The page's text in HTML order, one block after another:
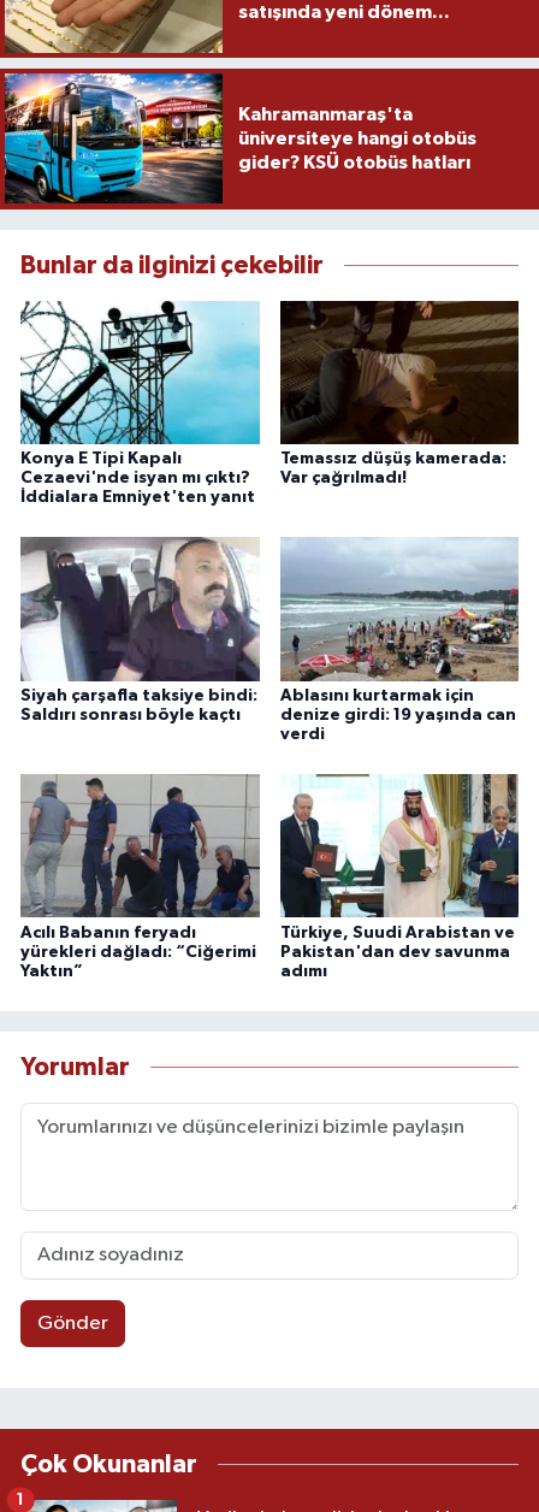
satışında yeni dönem...
Kahramanmaraş'ta
üniversiteye hangi otobüs
gider? KSÜ otobüs hatları
Bunlar da ilginizi çekebilir
Konya E Tipi Kapalı
Cezaevi'nde isyan mı çıktı?
İddialara Emniyet'ten yanıt
Temassız düşüş kamerada:
Var çağrılmadı!
Siyah çarşafla taksiye bindi:
Saldırı sonrası böyle kaçtı
Ablasını kurtarmak için
denize girdi: 19 yaşında can
verdi
Acılı Babanın feryadı
yürekleri dağladı: “Ciğerimi
Yaktın”
Türkiye, Suudi Arabistan ve
Pakistan'dan dev savunma
adımı
Yorumlar
Gönder
Çok Okunanlar
1